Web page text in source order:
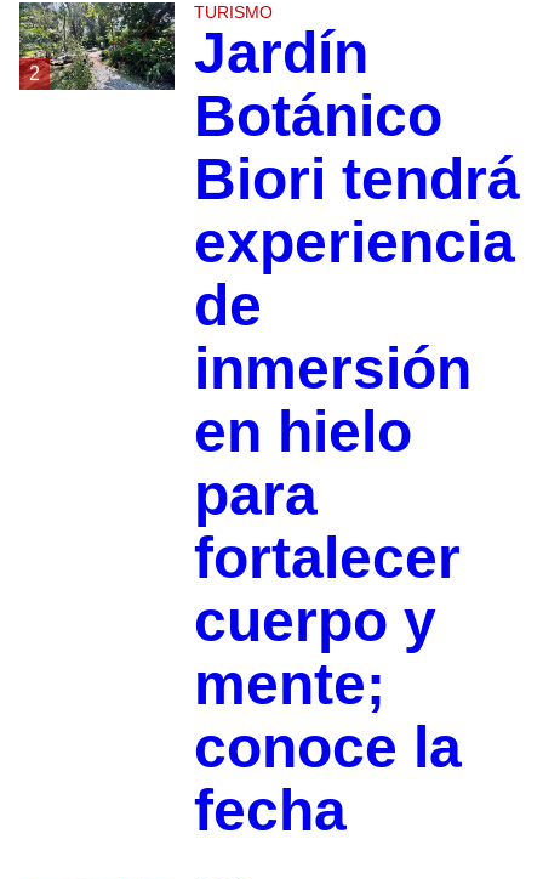
2
TURISMO
Jardín
Botánico
Biori tendrá
experiencia
de
inmersión
en hielo
para
fortalecer
cuerpo y
mente;
conoce la
fecha